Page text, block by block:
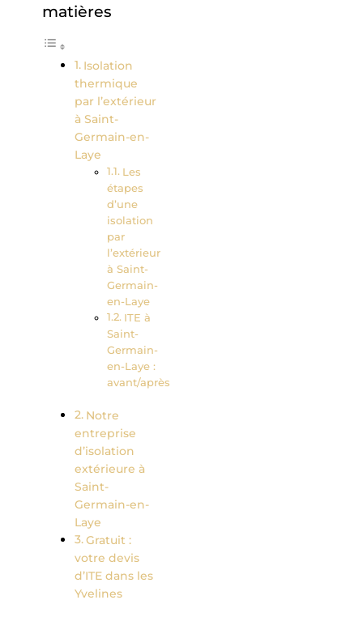
matières
Isolation
thermique
par l’extérieur
à Saint-
Germain-en-
Laye
Les
étapes
d’une
isolation
par
l’extérieur
à Saint-
Germain-
en-Laye
ITE à
Saint-
Germain-
en-Laye :
avant/après
Notre
entreprise
d’isolation
extérieure à
Saint-
Germain-en-
Laye
Gratuit :
votre devis
d’ITE dans les
Yvelines